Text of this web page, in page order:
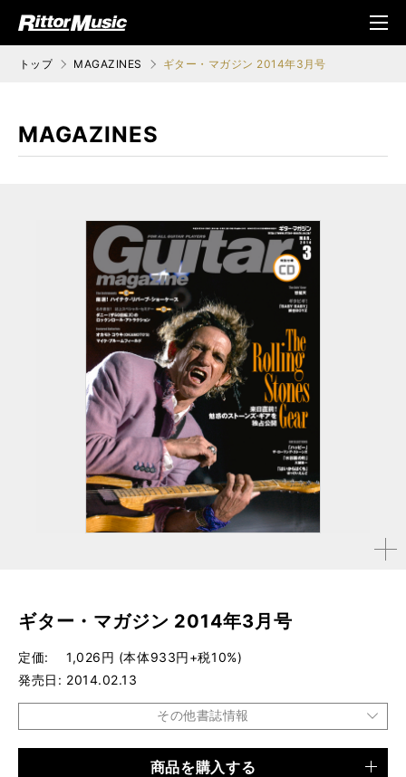
ジック (Rittor Musi
メニ
ュ
トップ MAGAZINES ギター・マガジン 2014年3月号
MAGAZINES
拡大す
ギター・マガジン 2014年3月号
定価
1,026円 (本体933円+税10%)
発売日
2014.02.13
その他書誌情報
商品を購入する